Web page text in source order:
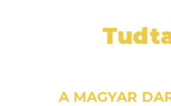
A MAGYAR